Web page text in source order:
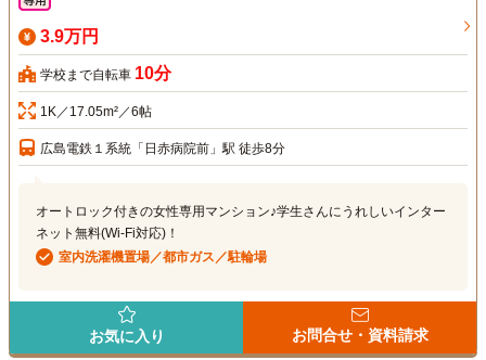
3.9万円
学校まで自転車 10分
1K／17.05m²／6帖
広島電鉄１系統「日赤病院前」駅 徒歩8分
オートロック付きの女性専用マンション♪学生さんにうれしいインター
ネット無料(Wi-Fi対応)！
室内洗濯機置場／都市ガス／駐輪場
お気に入り お問合せ・資料請求